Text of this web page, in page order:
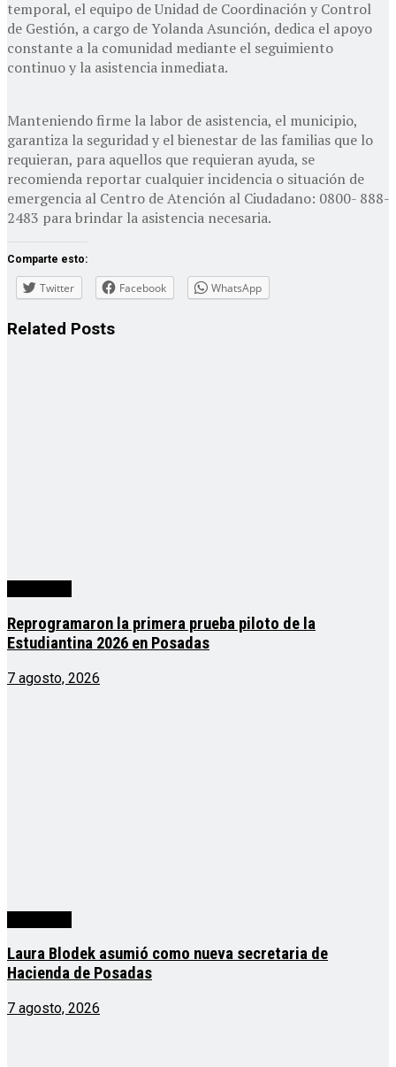
temporal, el equipo de Unidad de Coordinación y Control
de Gestión, a cargo de Yolanda Asunción, dedica el apoyo
constante a la comunidad mediante el seguimiento
continuo y la asistencia inmediata.
Manteniendo firme la labor de asistencia, el municipio,
garantiza la seguridad y el bienestar de las familias que lo
requieran, para aquellos que requieran ayuda, se
recomienda reportar cualquier incidencia o situación de
emergencia al Centro de Atención al Ciudadano: 0800- 888-
2483 para brindar la asistencia necesaria.
Comparte esto:
Twitter Facebook WhatsApp
Related Posts
Reprogramaron la primera prueba piloto de la
Estudiantina 2026 en Posadas
7 agosto, 2026
Laura Blodek asumió como nueva secretaria de
Hacienda de Posadas
7 agosto, 2026